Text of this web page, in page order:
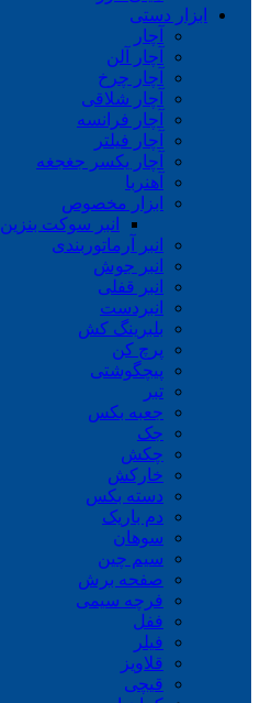
ابزار دستی
آچار
آچار آلن
آچار چرخ
آچار شلاقی
آچار فرانسه
آچار فیلتر
آچار یکسر جغجغه
آهنربا
ابزار مخصوص
انبر سوکت بنزین
انبر آرماتوربندی
انبر جوش
انبر قفلی
انبردست
بلبرینگ کش
پرچ کن
پیچگوشتی
تبر
جعبه بکس
جک
چکش
خارکش
دسته بکس
دم باریک
سوهان
سیم چین
صفحه برش
فرچه سیمی
ففل
فیلر
قلاویز
قیچی